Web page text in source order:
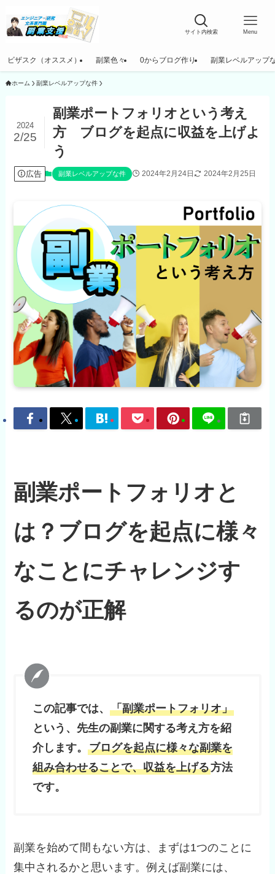
サイト内検索 Menu
ビザスク（オススメ） 副業色々 0からブログ作り 副業レベルアップ
ホーム 副業レベルアップな件
副業ポートフォリオという考え
方 ブログを起点に収益を上げよ
う
2024
2/25
広告 副業レベルアップな件 2024年2月24日 2024年2月25日
副業ポートフォリオと
は？ブログを起点に様々
なことにチャレンジす
るのが正解
この記事では、「副業ポートフォリオ」
という、先生の副業に関する考え方を紹
介します。ブログを起点に様々な副業を
組み合わせることで、収益を上げる方法
です。
副業を始めて間もない方は、まずは1つのことに
集中されるかと思います。例えば副業には、